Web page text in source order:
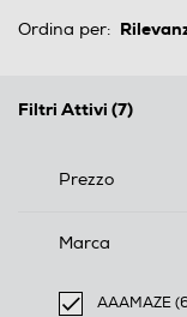
Ordina per:
Filtri Attivi (7)
Prezzo
Marca
AAAMAZE